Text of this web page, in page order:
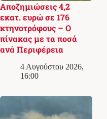
Αποζημιώσεις 4,2
εκατ. ευρώ σε 176
κτηνοτρόφους – Ο
πίνακας με τα ποσά
ανά Περιφέρεια
4 Αυγούστου 2026,
16:00